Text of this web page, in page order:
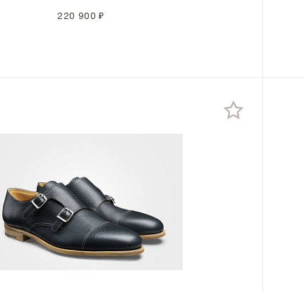
220 900 ₽